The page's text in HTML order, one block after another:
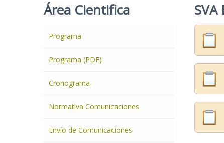
Área Cientifica
Programa
Programa (PDF)
Cronograma
Normativa Comunicaciones
Envío de Comunicaciones
SVA